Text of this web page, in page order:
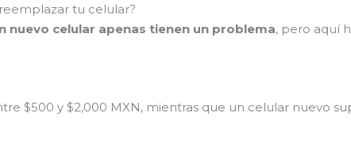
tu celular?
nuevo celular apenas tienen un problema, pero aquí
$500 y $2,000 MXN, mientras que un celular nuevo